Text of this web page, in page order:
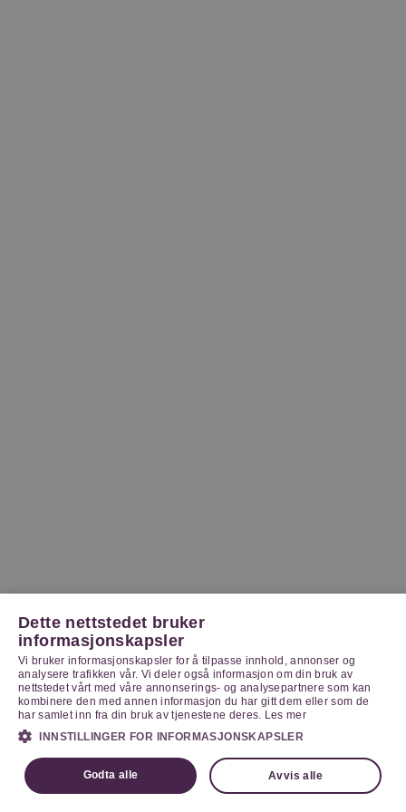
Dette nettstedet bruker
informasjonskapsler
Vi bruker informasjonskapsler for å tilpasse innhold, annonser og
analysere trafikken vår. Vi deler også informasjon om din bruk av
nettstedet vårt med våre annonserings- og analysepartnere som kan
kombinere den med annen informasjon du har gitt dem eller som de
har samlet inn fra din bruk av tjenestene deres. Les mer
INNSTILLINGER FOR INFORMASJONSKAPSLER
Godta alle Avvis alle